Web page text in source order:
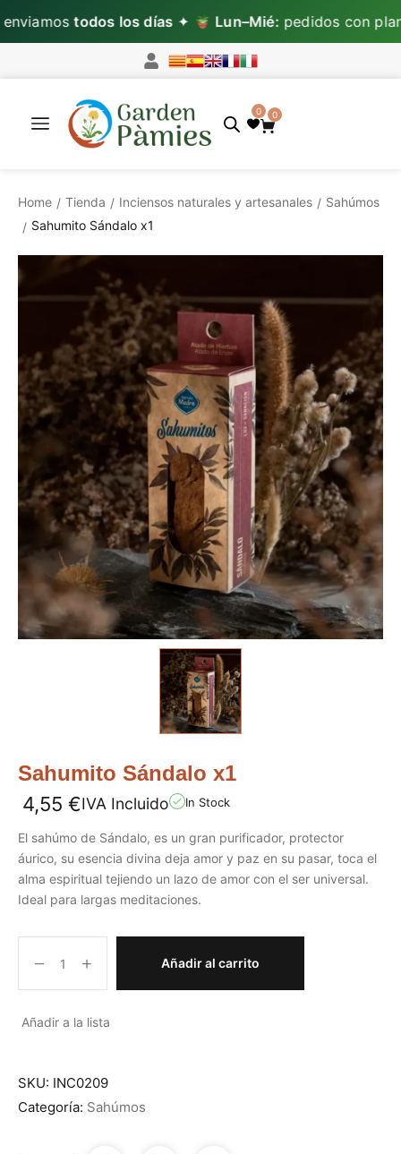
todos los días✦ Lun–Mié:pedidos con
0 0
Home / Tienda / Inciensos naturales y artesanales / Sahúmos
/ Sahumito Sándalo x1
Sahumito Sándalo x1
4,55 €IVA Incluido In Stock
El sahúmo de Sándalo, es un gran purificador, protector
áurico, su esencia divina deja amor y paz en su pasar, toca el
alma espiritual tejiendo un lazo de amor con el ser universal.
Ideal para largas meditaciones.
Añadir al carrito
Añadir a la lista
SKU: INC0209
Categoría: Sahúmos